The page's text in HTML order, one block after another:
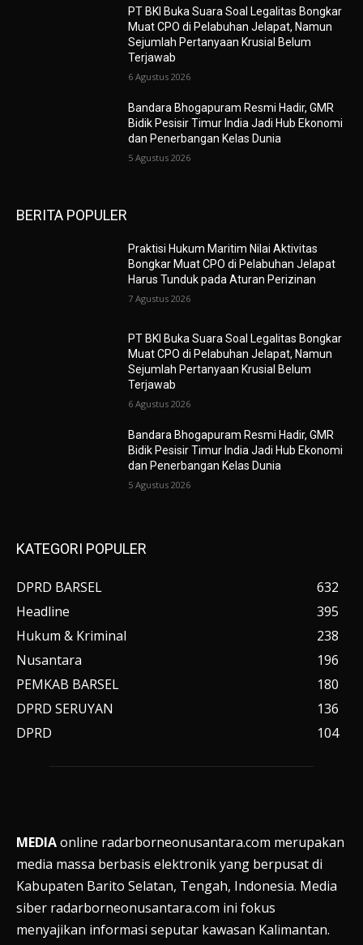
PT BKI Buka Suara Soal Legalitas Bongkar
Muat CPO di Pelabuhan Jelapat, Namun
Sejumlah Pertanyaan Krusial Belum
Terjawab
6 Agustus 2026
Bandara Bhogapuram Resmi Hadir, GMR
Bidik Pesisir Timur India Jadi Hub Ekonomi
dan Penerbangan Kelas Dunia
5 Agustus 2026
BERITA POPULER
Praktisi Hukum Maritim Nilai Aktivitas
Bongkar Muat CPO di Pelabuhan Jelapat
Harus Tunduk pada Aturan Perizinan
7 Agustus 2026
PT BKI Buka Suara Soal Legalitas Bongkar
Muat CPO di Pelabuhan Jelapat, Namun
Sejumlah Pertanyaan Krusial Belum
Terjawab
6 Agustus 2026
Bandara Bhogapuram Resmi Hadir, GMR
Bidik Pesisir Timur India Jadi Hub Ekonomi
dan Penerbangan Kelas Dunia
5 Agustus 2026
KATEGORI POPULER
DPRD BARSEL
632
Headline
395
Hukum & Kriminal
238
Nusantara
196
PEMKAB BARSEL
180
DPRD SERUYAN
136
DPRD
104
MEDIAonline radarborneonusantara.com merupakan
media massa berbasis elektronik yang berpusat di
Kabupaten Barito Selatan, Tengah, Indonesia. Media
siber radarborneonusantara.com ini fokus
menyajikan informasi seputar kawasan Kalimantan.